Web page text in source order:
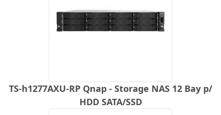
TS-h1277AXU-RP Qnap - Storage NAS 12 Bay p/
HDD SATA/SSD